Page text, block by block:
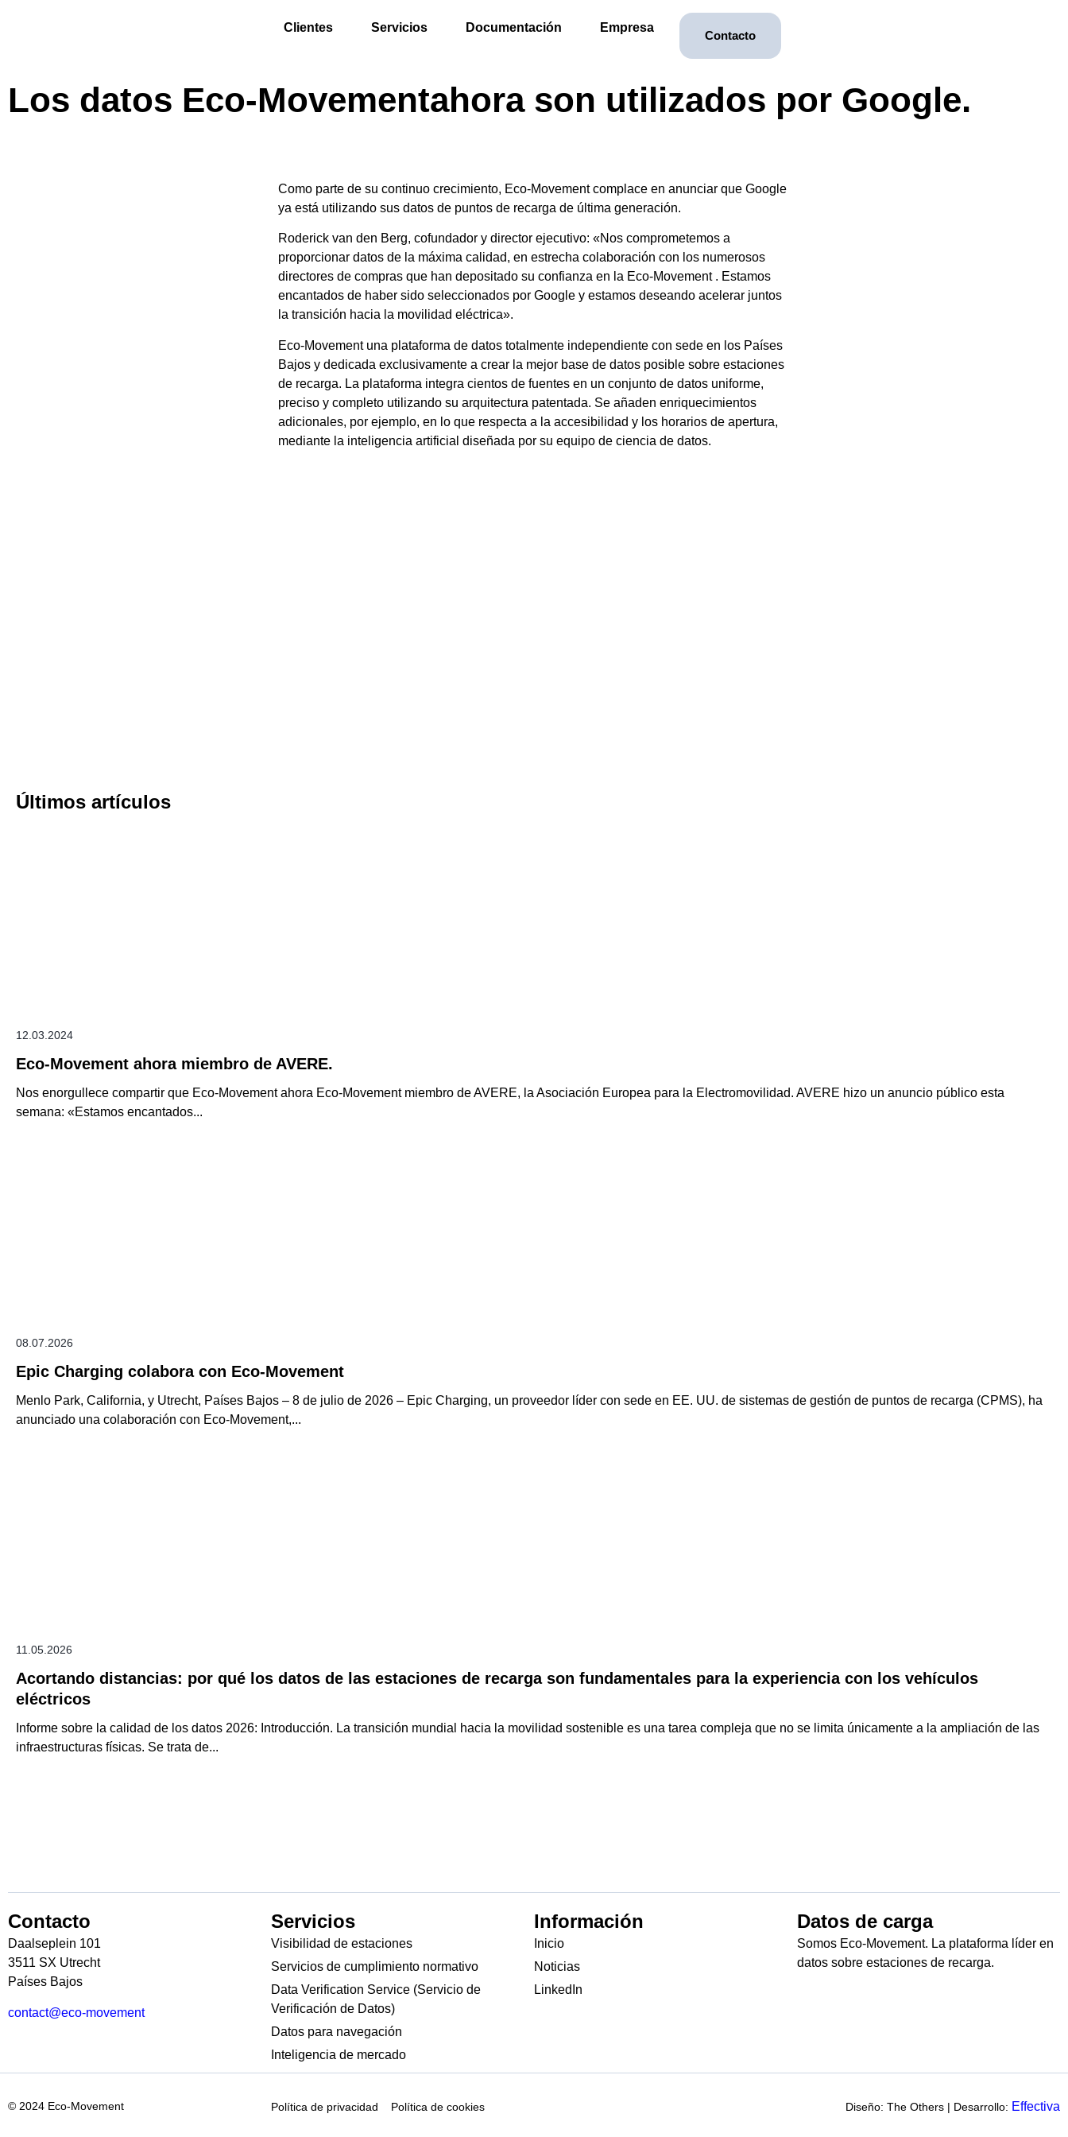
Clientes Servicios Documentación Empresa
Contacto
Los datos Eco-Movementahora son utilizados por Google.
Como parte de su continuo crecimiento, Eco-Movement complace en anunciar que Google
ya está utilizando sus datos de puntos de recarga de última generación.
Roderick van den Berg, cofundador y director ejecutivo: «Nos comprometemos a
proporcionar datos de la máxima calidad, en estrecha colaboración con los numerosos
directores de compras que han depositado su confianza en la Eco-Movement . Estamos
encantados de haber sido seleccionados por Google y estamos deseando acelerar juntos
la transición hacia la movilidad eléctrica».
Eco-Movement una plataforma de datos totalmente independiente con sede en los Países
Bajos y dedicada exclusivamente a crear la mejor base de datos posible sobre estaciones
de recarga. La plataforma integra cientos de fuentes en un conjunto de datos uniforme,
preciso y completo utilizando su arquitectura patentada. Se añaden enriquecimientos
adicionales, por ejemplo, en lo que respecta a la accesibilidad y los horarios de apertura,
mediante la inteligencia artificial diseñada por su equipo de ciencia de datos.
Últimos artículos
12.03.2024
Eco-Movement ahora miembro de AVERE.
Nos enorgullece compartir que Eco-Movement ahora Eco-Movement miembro de AVERE, la Asociación Europea para la Electromovilidad. AVERE hizo un anuncio público esta
semana: «Estamos encantados...
08.07.2026
Epic Charging colabora con Eco-Movement
Menlo Park, California, y Utrecht, Países Bajos – 8 de julio de 2026 – Epic Charging, un proveedor líder con sede en EE. UU. de sistemas de gestión de puntos de recarga (CPMS), ha
anunciado una colaboración con Eco-Movement,...
11.05.2026
Acortando distancias: por qué los datos de las estaciones de recarga son fundamentales para la experiencia con los vehículos
eléctricos
Informe sobre la calidad de los datos 2026: Introducción. La transición mundial hacia la movilidad sostenible es una tarea compleja que no se limita únicamente a la ampliación de las
infraestructuras físicas. Se trata de...
Contacto
Daalseplein 101
3511 SX Utrecht
Países Bajos
contact@eco-movement
Servicios
Visibilidad de estaciones
Servicios de cumplimiento normativo
Data Verification Service (Servicio de
Verificación de Datos)
Datos para navegación
Inteligencia de mercado
Información
Inicio
Noticias
LinkedIn
Datos de carga
Somos Eco-Movement. La plataforma líder en
datos sobre estaciones de recarga.
© 2024 Eco-Movement Política de privacidad Política de cookies Diseño: The Others | Desarrollo: Effectiva